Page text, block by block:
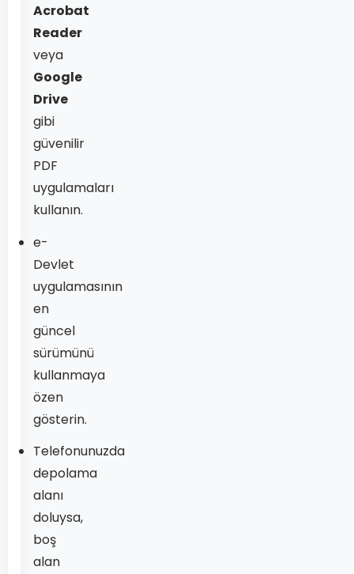
Acrobat
Reader
veya
Google
Drive
gibi
güvenilir
PDF
uygulamaları
kullanın.
e-
Devlet
uygulamasının
en
güncel
sürümünü
kullanmaya
özen
gösterin.
Telefonunuzda
depolama
alanı
doluysa,
boş
alan